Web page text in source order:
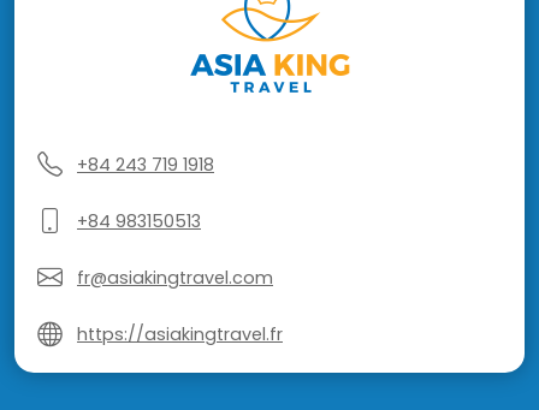
+84 243 719 1918
+84 983150513
fr@asiakingtravel.com
https://asiakingtravel.fr